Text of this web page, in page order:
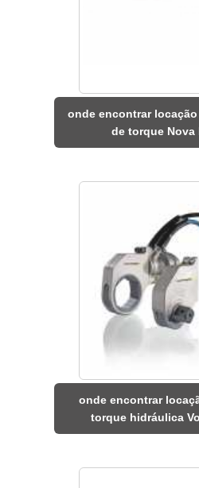
onde encontrar
de torque Nova
onde encontrar
torque hidráulica